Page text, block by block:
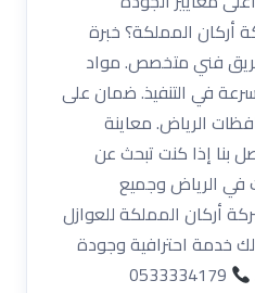
أركان المملكة؟ خبرة
فني متخصص. مواد
في التنفيذ. ضمان على
الرياض. معاينة
بنا إذا كنت تبحث عن
الرياض وجميع
أركان المملكة للعوازل
خدمة احترافية وجودة